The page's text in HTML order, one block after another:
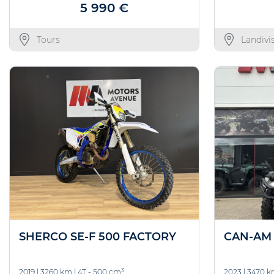
5 990 €
Tours
SHERCO SE-F 500 FACTORY
2019 3260 km 4T - 500 cm3
CAN-AM
2023 3470